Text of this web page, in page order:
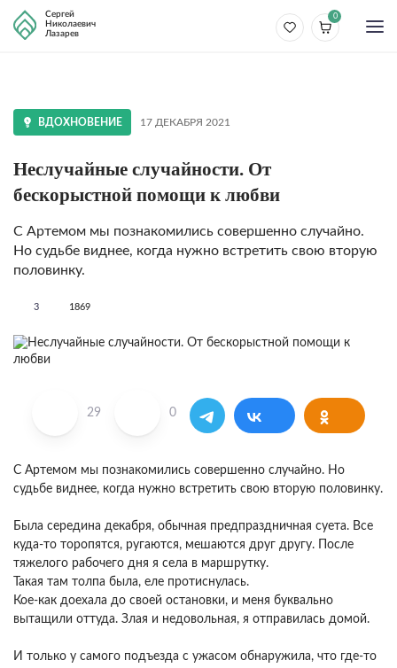
Сергей
Николаевич
Лазарев
0
ВДОХНОВЕНИЕ 17 ДЕКАБРЯ 2021
Неслучайные случайности. От
бескорыстной помощи к любви
С Артемом мы познакомились совершенно случайно.
Но судьбе виднее, когда нужно встретить свою вторую
половинку.
3 1869
29 0
С Артемом мы познакомились совершенно случайно. Но
судьбе виднее, когда нужно встретить свою вторую половинку.
Была середина декабря, обычная предпраздничная суета. Все
куда-то торопятся, ругаются, мешаются друг другу. После
тяжелого рабочего дня я села в маршрутку.
Такая там толпа была, еле протиснулась.
Кое-как доехала до своей остановки, и меня буквально
вытащили оттуда. Злая и недовольная, я отправилась домой.
И только у самого подъезда с ужасом обнаружила, что где-то